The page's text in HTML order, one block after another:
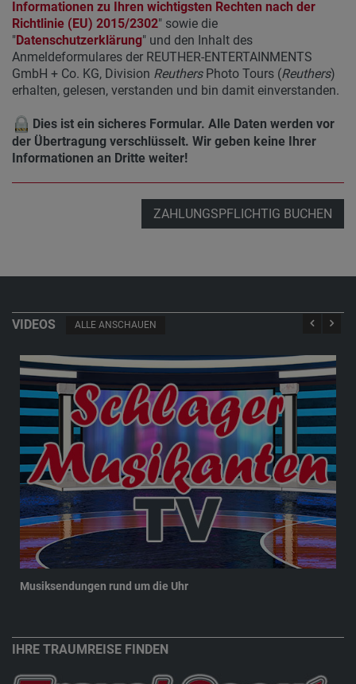
Informationen zu Ihren wichtigsten Rechten nach der
Richtlinie (EU) 2015/2302" sowie die
"Datenschutzerklärung" und den Inhalt des
Anmeldeformulares der REUTHER-ENTERTAINMENTS
GmbH + Co. KG, Division ReuthersPhoto Tours (Reuthers)
erhalten, gelesen, verstanden und bin damit einverstanden.
Dies ist ein sicheres Formular. Alle Daten werden vor
der Übertragung verschlüsselt. Wir geben keine Ihrer
Informationen an Dritte weiter!
ZAHLUNGSPFLICHTIG BUCHEN
VIDEOS ALLE ANSCHAUEN
Musiksendungen rund um die Uhr
IHRE TRAUMREISE FINDEN